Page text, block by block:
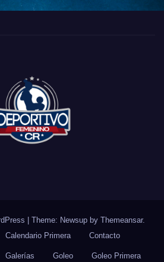
Theme: Newsup by Themeansar.
Calendario Primera Contacto
Galerías Goleo Goleo Primera